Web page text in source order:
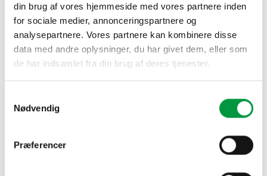
din brug af vores hjemmeside med vores partnere inden
for sociale medier, annonceringspartnere og
analysepartnere. Vores partnere kan kombinere disse
data med andre oplysninger, du har givet dem, eller som
de har indsamlet fra din brug af deres tjenester.
Nødvendig
Præferencer
Beslag til afspærringsstander i sort.
Model 1033 - Beslag til afspærringsstander i sort antal
TILFØJ TIL KURV
RELATEREDE VARER